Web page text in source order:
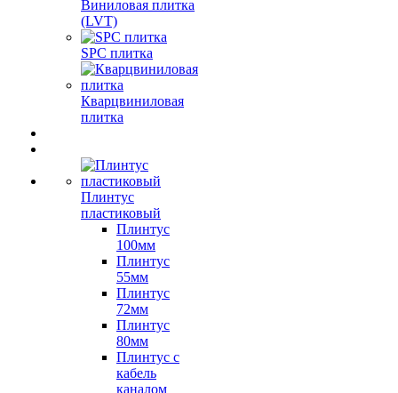
Виниловая плитка
(LVT)
SPC плитка
Кварцвиниловая
плитка
Плинтус
пластиковый
Плинтус
100мм
Плинтус
55мм
Плинтус
72мм
Плинтус
80мм
Плинтус с
кабель
каналом